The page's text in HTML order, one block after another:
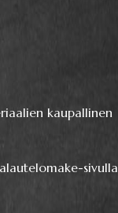
kaupallinen
sivulla